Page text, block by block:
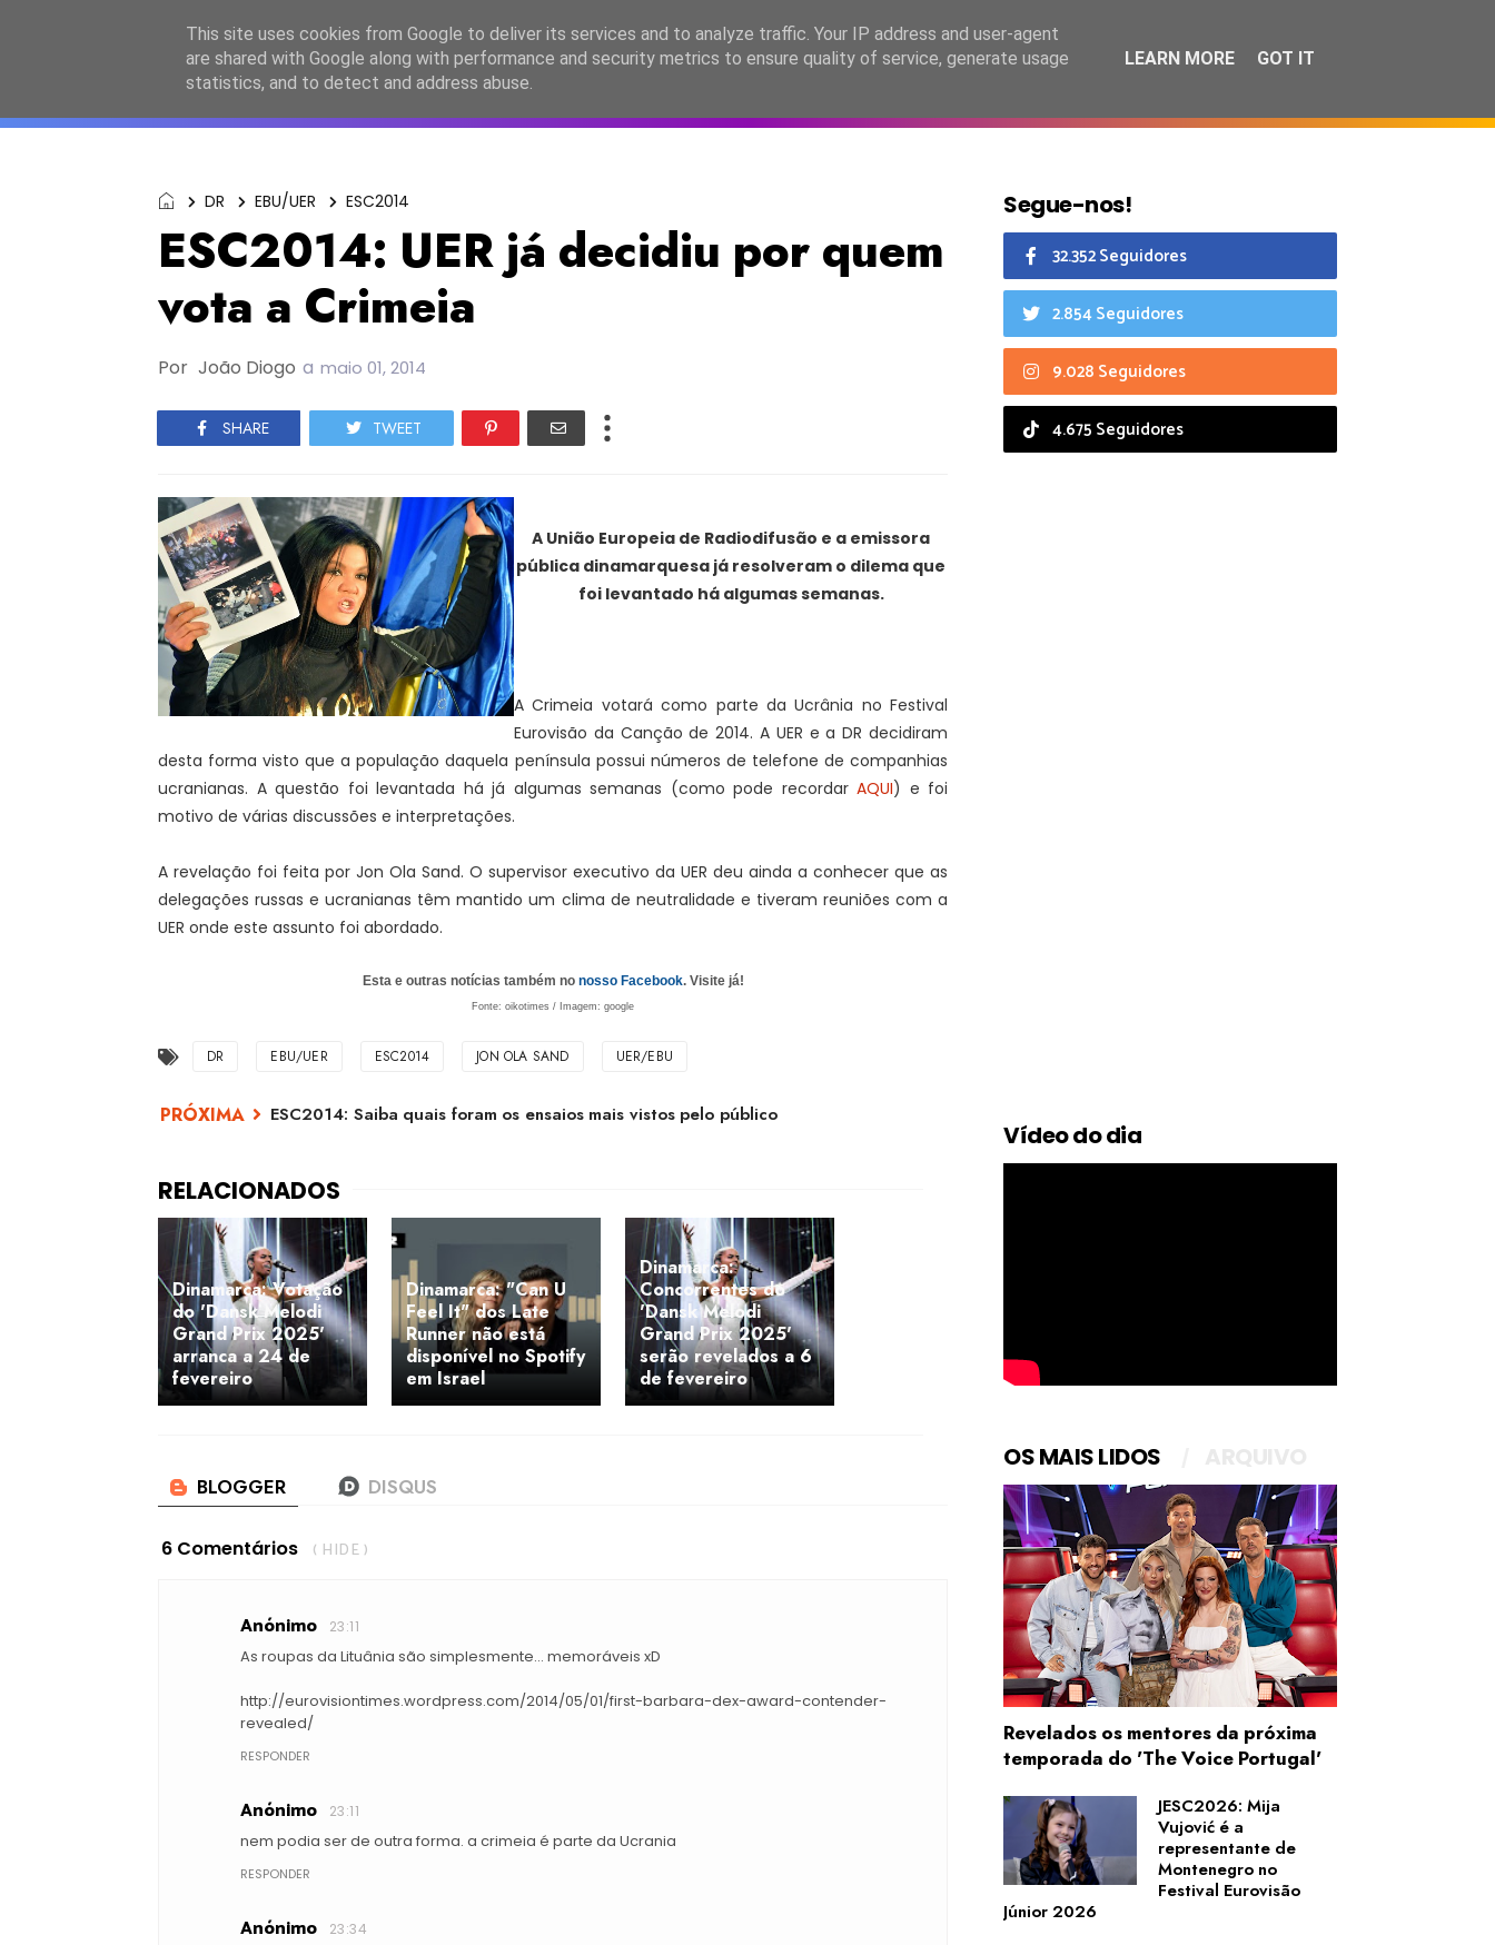
ESC2027 JESC2026 FC2026 EASC2026 PORTUGAL LANÇAMENTOS ESPECIAIS CALENDÁRIO
DR EBU/UER ESC2014
ESC2014: UER já decidiu por quem
vota a Crimeia
Por João Diogo a maio 01, 2014
SHARE TWEET
A União Europeia de Radiodifusão e a emissora
pública dinamarquesa já resolveram o dilema que
foi levantado há algumas semanas.
A Crimeia votará como parte da Ucrânia no Festival
Eurovisão da Canção de 2014. A UER e a DR decidiram
desta forma visto que a população daquela península possui números de telefone de companhias
ucranianas. A questão foi levantada há já algumas semanas (como pode recordar AQUI) e foi
motivo de várias discussões e interpretações.
A revelação foi feita por Jon Ola Sand. O supervisor executivo da UER deu ainda a conhecer que as
delegações russas e ucranianas têm mantido um clima de neutralidade e tiveram reuniões com a
UER onde este assunto foi abordado.
Esta e outras notícias também no nosso Facebook. Visite já!
Fonte: oikotimes / Imagem: google
DR EBU/UER ESC2014 JON OLA SAND UER/EBU
ESC2014: Saiba quais foram os ensaios mais vistos pelo público
Dinamarca: Votação
do 'Dansk Melodi
Grand Prix 2025'
arranca a 24 de
fevereiro
Dinamarca: "Can U
Feel It" dos Late
Runner não está
disponível no Spotify
em Israel
Dinamarca:
Concorrentes do
'Dansk Melodi
Grand Prix 2025'
serão revelados a 6
de fevereiro
6 Comentários ( HIDE )
Anónimo 23:11
As roupas da Lituânia são simplesmente... memoráveis xD
http://eurovisiontimes.wordpress.com/2014/05/01/first-barbara-dex-award-contender-
revealed/
RESPONDER
Anónimo 23:11
nem podia ser de outra forma. a crimeia é parte da Ucrania
RESPONDER
Anónimo 23:34
Segue-nos!
32.352 Seguidores
2.854 Seguidores
9.028 Seguidores
4.675 Seguidores
Vídeo do dia
OS MAIS LIDOS
Revelados os mentores da próxima
temporada do 'The Voice Portugal'
JESC2026: Mija
Vujović é a
representante de
Montenegro no
Festival Eurovisão
Júnior 2026
This site uses cookies from Google to deliver its services and to analyze traffic. Your IP address and user-agent
are shared with Google along with performance and security metrics to ensure quality of service, generate usage
statistics, and to detect and address abuse.
LEARN MORE GOT IT